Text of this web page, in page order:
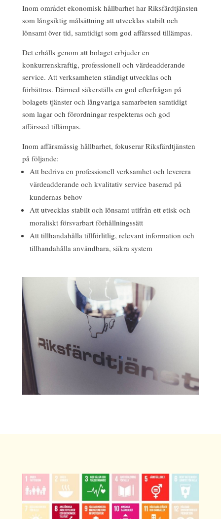
Inom området ekonomisk hållbarhet har Riksfärdtjänsten
som långsiktig målsättning att utvecklas stabilt och
lönsamt över tid, samtidigt som god affärssed tillämpas.
Det erhålls genom att bolaget erbjuder en
konkurrenskraftig, professionell och värdeadderande
service. Att verksamheten ständigt utvecklas och
förbättras. Därmed säkerställs en god efterfrågan på
bolagets tjänster och långvariga samarbeten samtidigt
som lagar och förordningar respekteras och god
affärssed tillämpas.
Inom affärsmässig hållbarhet, fokuserar Riksfärdtjänsten
på följande:
Att bedriva en professionell verksamhet och leverera
värdeadderande och kvalitativ service baserad på
kundernas behov
Att utvecklas stabilt och lönsamt utifrån ett etisk och
moraliskt försvarbart förhållningssätt
Att tillhandahålla tillförlitlig, relevant information och
tillhandahålla användbara, säkra system